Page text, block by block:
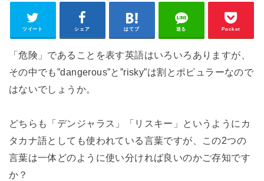
ツイート シェア はてブ 送る Pocket
「危険」であることを表す英語はいろいろありますが、
その中でも”dangerous”と”risky”は割とポピュラーなので
はないでしょうか。
どちらも「デンジャラス」「リスキー」というようにカ
タカナ語としても使われている言葉ですが、この2つの
言葉は一体どのように使い分ければ良いのかご存知です
か？